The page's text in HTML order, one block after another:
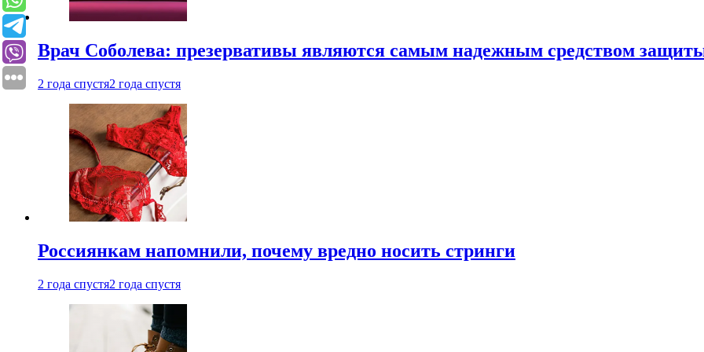
Врач Соболева: презервативы являются самым надежным средством
2 года спустя2 года спустя
Россиянкам напомнили, почему вредно носить стринги
2 года спустя2 года спустя